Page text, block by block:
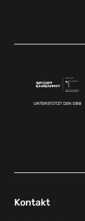
UNTERSTÜTZT DEN DBB
Kontakt